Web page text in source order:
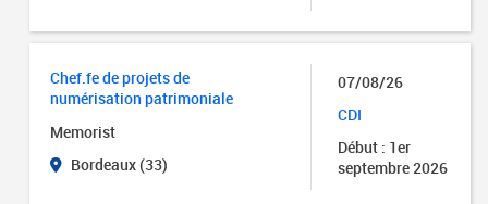
Chef.fe de projets de
numérisation patrimoniale
Memorist
Bordeaux (33)
07/08/26
CDI
Début : 1er
septembre 2026